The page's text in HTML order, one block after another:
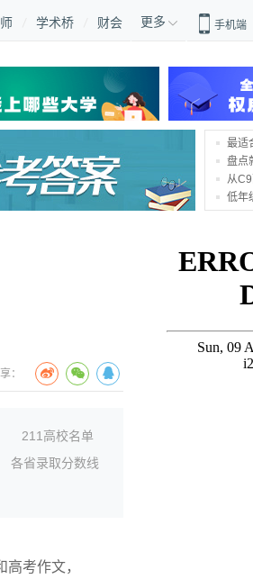
学术桥 财会 更多 手机端
最适
盘点
从
低年
：
211高校名单
各省录取分数线
考作文，